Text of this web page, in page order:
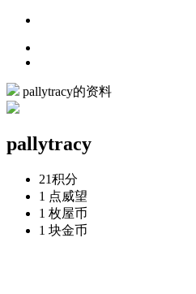
pallytracy的资料
pallytracy
21积分
1 点威望
1 枚屋币
1 块金币